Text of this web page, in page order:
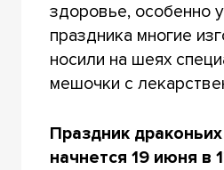
здоровье, особенно
праздника многие
носили на шеях
мешочки с
Праздник
начнется 19 июня в